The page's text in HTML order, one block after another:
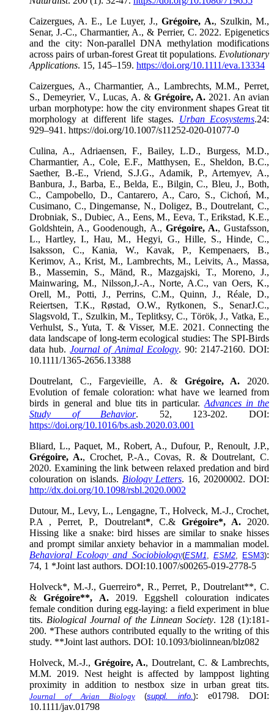
Caizergues, A. E., Le Luyer, J.,Grégoire, A., Szulkin, M.,
Senar, J.-C., Charmantier, A., & Perrier, C. 2022. Epigenetics
and the city: Non-parallel DNA methylation modifications
across pairs of urban-forest Great tit populations. Evolutionary
Applications. 15, 145–159. https://doi.org/10.1111/eva.13334
Caizergues, A., Charmantier, A., Lambrechts, M.M., Perret,
S., Demeyrier, V., Lucas, A. & Grégoire, A. 2021. An avian
urban morphotype: how the city environment shapes Great tit
morphology at different life stages. Urban Ecosystems.24:
929–941. https://doi.org/10.1007/s11252-020-01077-0
Culina, A., Adriaensen, F., Bailey, L.D., Burgess, M.D.,
Charmantier, A., Cole, E.F., Matthysen, E., Sheldon, B.C.,
Saether, B.-E., Vriend, S.J.G., Adamik, P., Artemyev, A.,
Banbura, J., Barba, E., Belda, E., Bilgin, C., Bleu, J., Both,
C., Campobello, D., Cantarero, A., Caro, S., Cichoń, M.,
Cusimano, C., Dingemanse, N., Doligez, B., Doutrelant, C.,
Drobniak, S., Dubiec, A., Eens, M., Eeva, T., Erikstad, K.E.,
Goldshtein, A., Goodenough, A., Grégoire, A., Gustafsson,
L., Hartley, I., Hau, M., Hegyi, G., Hille, S., Hinde, C.,
Isaksson, C., Kania, W., Kavak, P., Kempenaers, B.,
Kerimov, A., Krist, M., Lambrechts, M., Leivits, A., Massa,
B., Massemin, S., Mänd, R., Mazgajski, T., Moreno, J.,
Mainwaring, M., Nilsson,J.-A., Norte, A.C., van Oers, K.,
Orell, M., Potti, J., Perrins, C.M., Quinn, J., Réale, D.,
Reiertsen, T.K., Røstad, O.W., Rytkonen, S., SenarJ.C.,
Slagsvold, T., Szulkin, M., Teplitksy, C., Török, J., Vatka, E.,
Verhulst, S., Yuta, T. & Visser, M.E. 2021. Connecting the
data landscape of long-term ecological studies: The SPI-Birds
data hub.Journal of Animal Ecology. 90: 2147-2160. DOI:
10.1111/1365-2656.13388
Doutrelant, C., Fargevieille, A. & Grégoire, A. 2020.
Evolution of female coloration: what have we learned from
birds in general and blue tits in particular.Advances in the
Study of Behavior. 52, 123-202. DOI:
https://doi.org/10.1016/bs.asb.2020.03.001
Bliard, L., Paquet, M., Robert, A., Dufour, P., Renoult, J.P.,
Grégoire, A., Crochet, P.-A., Covas, R. & Doutrelant, C.
2020. Examining the link between relaxed predation and bird
colouration on islands. Biology Letters. 16, 20200002. DOI:
http://dx.doi.org/10.1098/rsbl.2020.0002
Dutour, M., Levy, L., Lengagne, T., Holveck, M.-J., Crochet,
P.A , Perret, P., Doutrelant*, C.& Grégoire*, A.2020.
Hissing like a snake: bird hisses are similar to snake hisses
and prompt similar anxiety behavior in a mammalian model.
Behavioral Ecology and Sociobiology(ESM1 ESM2, ESM3):
74, 1 *Joint last authors. DOI:10.1007/s00265-019-2778-5
Holveck*, M.-J., Guerreiro*, R., Perret, P., Doutrelant**, C.
&Grégoire**, A.2019. Eggshell colouration indicates
female condition during egg-laying: a field experiment in blue
tits. Biological Journal of the Linnean Society. 128 (1):181-
200. *These authors contributed equally to the writing of this
study. **Joint last authors. DOI: 10.1093/biolinnean/blz082
Holveck, M.-J., Grégoire, A., Doutrelant, C. & Lambrechts,
M.M. 2019. Nest height is affected by lamppost lighting
proximity in addition to nestbox size in urban great tits.
Journal of Avian Biology (suppl. info.): e01798. DOI:
10.1111/jav.01798